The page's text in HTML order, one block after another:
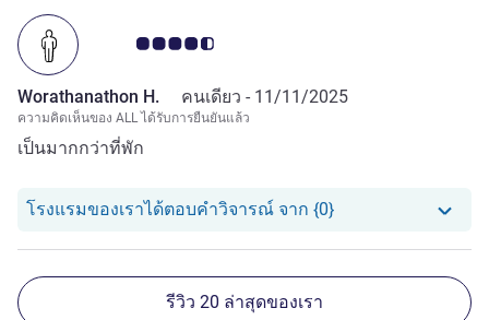
คะแนนความคิดเห็นจากแขก 4.5/5
Worathanathon H. คนเดียว - 11/11/2025
ความคิดเห็นของ ALL ได้รับการยืนยันแล้ว
เป็นมากกว่าที่พัก
โรงแรมของเราได้ตอบคำวิจารณ์ จาก {0}โรงแรมของเราได้
รีวิว 20 ล่าสุดของเรา